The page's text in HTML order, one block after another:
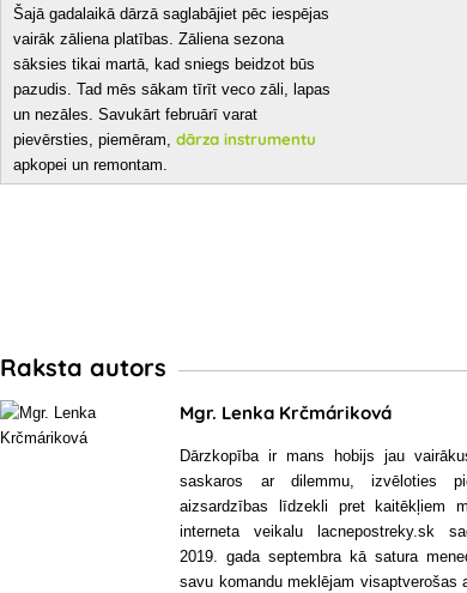
Šajā gadalaikā dārzā saglabājiet pēc iespējas
vairāk zāliena platības. Zāliena sezona
sāksies tikai martā, kad sniegs beidzot būs
pazudis. Tad mēs sākam tīrīt veco zāli, lapas
un nezāles. Savukārt februārī varat
pievērsties, piemēram,dārza instrumentu
apkopei un remontam.
Raksta autors
Mgr. Lenka Krčmáriková
Dārzkopība ir mans hobijs jau
saskaros ar dilemmu, izvēloties
aizsardzības līdzekli pret kaitēkļiem
interneta veikalu lacnepostreky.sk
2019. gada septembra kā satura
savu komandu meklējam visaptverošas